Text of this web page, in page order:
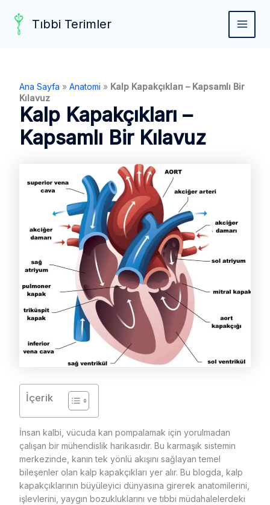
content
Tıbbi Terimler
MAIN
Ana Sayfa » Anatomi » Kalp Kapakçıkları – Kapsamlı Bir
Kılavuz
Kalp Kapakçıkları –
Kapsamlı Bir Kılavuz
İçerik
İnsan kalbi, vücuda kan pompalamak için yorulmadan
çalışan bir mühendislik harikasıdır. Bu karmaşık sistemin
merkezinde, kanın tek yönlü akışını sağlayan temel
bileşenler olan kalp kapakçıkları yer alır. Bu blogda, kalp
kapakçıklarının büyüleyici dünyasına girerek anatomilerini,
işlevlerini, yaygın bozukluklarını ve tıbbi müdahalelerdeki